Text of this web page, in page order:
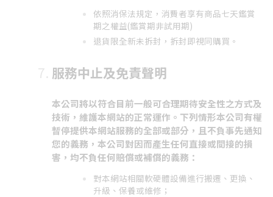
依照消保法規定，消費者享有商品七天鑑賞
期之權益(鑑賞期非試用期)
退貨限全新未拆封，拆封即視同購買。
服務中止及免責聲明
本公司將以符合目前一般可合理期待安全性之方式及
技術，維護本網站的正常運作。下列情形本公司有權
暫停提供本網站服務的全部或部分，且不負事先通知
您的義務，本公司對因而產生任何直接或間接的損
害，均不負任何賠償或補償的義務：
對本網站相關軟硬體設備進行搬遷、更換、
升級、保養或維修；